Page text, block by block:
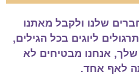
שלנו ולקבל מאתנו
ליוגים בכל הגילים,
אנחנו מבטיחים לא
לאף אחד.